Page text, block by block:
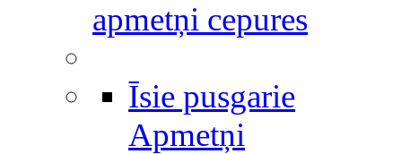
apmetņi cepures
Īsie pusgarie
Apmetņi